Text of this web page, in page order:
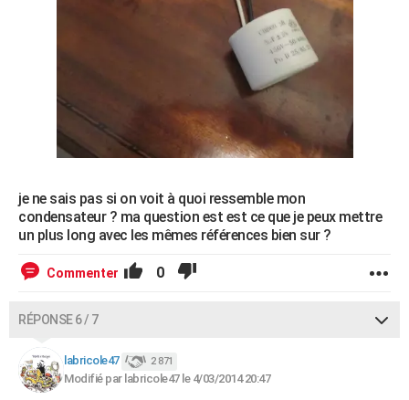
je ne sais pas si on voit à quoi ressemble mon
condensateur ? ma question est est ce que je peux mettre
un plus long avec les mêmes références bien sur ?
Commenter 0
RÉPONSE 6 / 7
labricole47 2 871
Modifié par labricole47 le 4/03/2014 20:47